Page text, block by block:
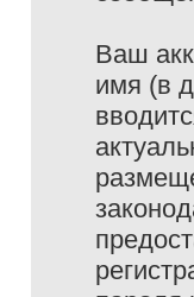
Ваш
имя (в